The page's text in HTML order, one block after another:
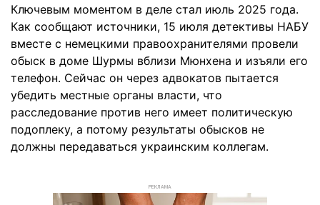
Ключевым моментом в деле стал июль 2025 года.
Как сообщают источники, 15 июля детективы НАБУ
вместе с немецкими правоохранителями провели
обыск в доме Шурмы вблизи Мюнхена и изъяли его
телефон. Сейчас он через адвокатов пытается
убедить местные органы власти, что
расследование против него имеет политическую
подоплеку, а потому результаты обысков не
должны передаваться украинским коллегам.
РЕКЛАМА